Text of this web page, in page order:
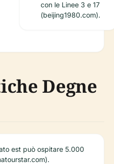
con le Linee 3 e 17
(beijing1980.com).
Degne
est può ospitare 5.000